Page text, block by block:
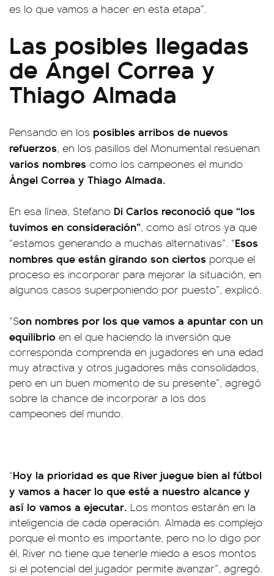
es lo que vamos a hacer en esta etapa”.
Las posibles llegadas
de Ángel Correa y
Thiago Almada
Pensando en los posibles arribos de nuevos
refuerzos, en los pasillos del Monumental resuenan
varios nombres como los campeones el mundo
Ángel Correa y Thiago Almada.
En esa línea, Stefano Di Carlos reconoció que “los
tuvimos en consideración”, como así otros ya que
“estamos generando a muchas alternativas”. “Esos
nombres que están girando son ciertos porque el
proceso es incorporar para mejorar la situación, en
algunos casos superponiendo por puesto”, explicó.
“Son nombres por los que vamos a apuntar con un
equilibrio en el que haciendo la inversión que
corresponda comprenda en jugadores en una edad
muy atractiva y otros jugadores más consolidados,
pero en un buen momento de su presente”, agregó
sobre la chance de incorporar a los dos
campeones del mundo.
“Hoy la prioridad es que River juegue bien al fútbol
y vamos a hacer lo que esté a nuestro alcance y
así lo vamos a ejecutar. Los montos estarán en la
inteligencia de cada operación. Almada es complejo
porque el monto es importante, pero no lo digo por
él, River no tiene que tenerle miedo a esos montos
si el potencial del jugador permite avanzar”, agregó.